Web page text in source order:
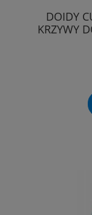
DOIDY
KRZYWY